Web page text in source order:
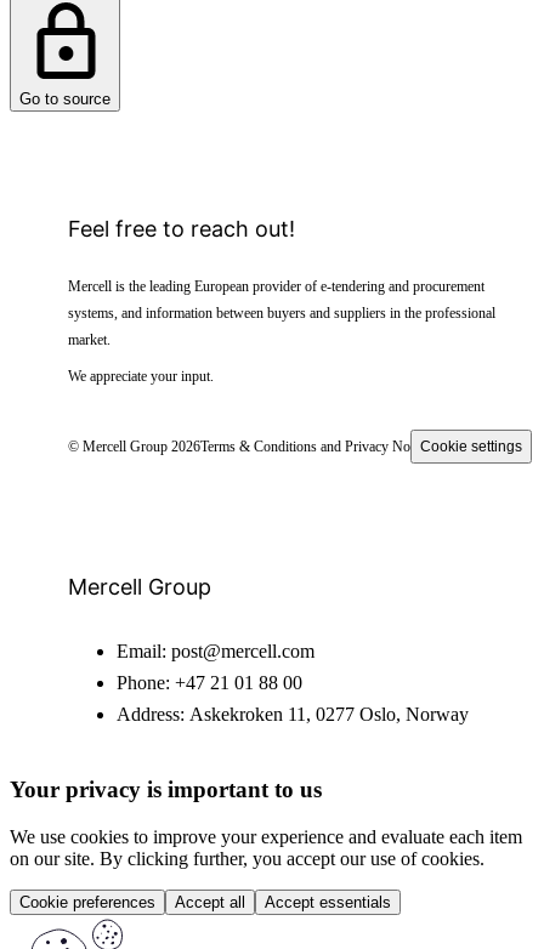
Go to source
Feel free to reach out!
Mercell is the leading European provider of e-tendering and procurement
systems, and information between buyers and suppliers in the professional
market.
We appreciate your input.
© Mercell Group 2026Terms & Conditions and Privacy NoticeCookie settings
Mercell Group
Email: post@mercell.com
Phone: +47 21 01 88 00
Address: Askekroken 11, 0277 Oslo, Norway
Your privacy is important to us
We use cookies to improve your experience and evaluate each item
on our site. By clicking further, you accept our use of cookies.
Cookie preferences Accept all Accept essentials